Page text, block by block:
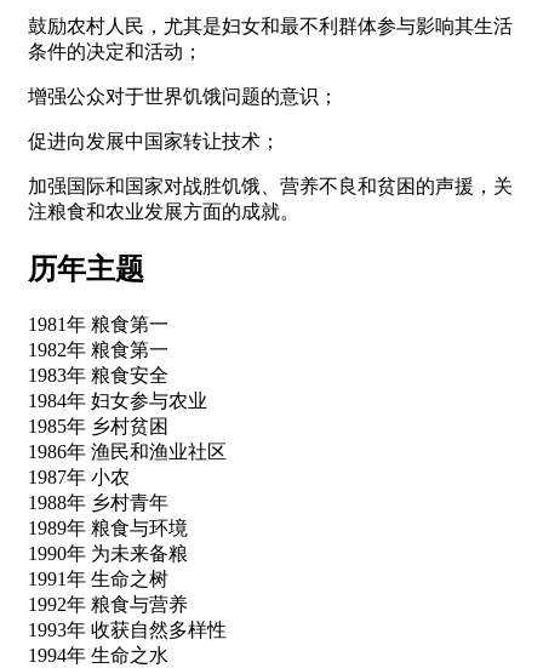
鼓励农村人民，尤其是妇女和最不利群体参与影响其生活
条件的决定和活动；
增强公众对于世界饥饿问题的意识；
促进向发展中国家转让技术；
加强国际和国家对战胜饥饿、营养不良和贫困的声援，关
注粮食和农业发展方面的成就。
历年主题
1981年 粮食第一
1982年 粮食第一
1983年 粮食安全
1984年 妇女参与农业
1985年 乡村贫困
1986年 渔民和渔业社区
1987年 小农
1988年 乡村青年
1989年 粮食与环境
1990年 为未来备粮
1991年 生命之树
1992年 粮食与营养
1993年 收获自然多样性
1994年 生命之水